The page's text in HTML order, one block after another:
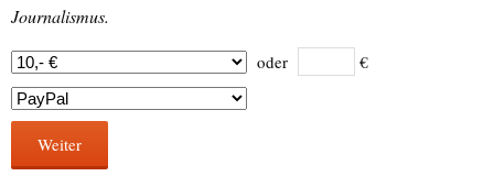
Journalismus.
oder €
Weiter